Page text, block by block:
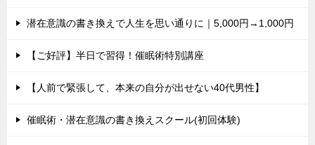
潜在意識の書き換えで人生を思い通りに｜5,000円→1,000円
【ご好評】半日で習得！催眠術特別講座
【人前で緊張して、本来の自分が出せない40代男性】
催眠術・潜在意識の書き換えスクール(初回体験)